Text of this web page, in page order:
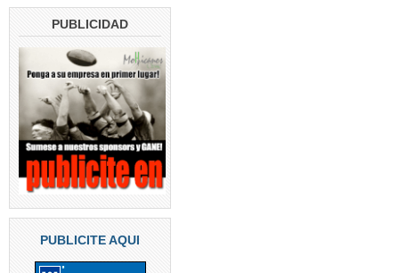
PUBLICIDAD
PUBLICITE AQUI